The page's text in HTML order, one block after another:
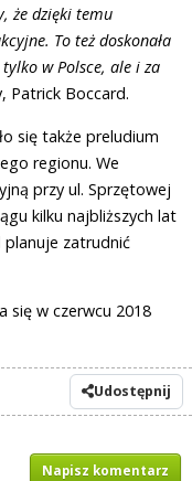
że dzięki temu
To też doskonała
w Polsce, ale i za
Patrick Boccard.
się także preludium
regionu. We
przy ul. Sprzętowej
kilku najbliższych lat
zatrudnić
się w czerwcu 2018
Udostępnij
Napisz komentarz